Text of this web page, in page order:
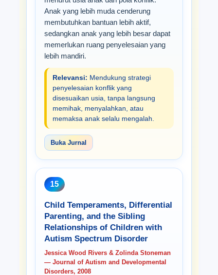
Anak yang lebih muda cenderung
membutuhkan bantuan lebih aktif,
sedangkan anak yang lebih besar dapat
memerlukan ruang penyelesaian yang
lebih mandiri.
Relevansi: Mendukung strategi
penyelesaian konflik yang
disesuaikan usia, tanpa langsung
memihak, menyalahkan, atau
memaksa anak selalu mengalah.
Buka Jurnal
15
Child Temperaments, Differential
Parenting, and the Sibling
Relationships of Children with
Autism Spectrum Disorder
Jessica Wood Rivers & Zolinda Stoneman
— Journal of Autism and Developmental
Disorders, 2008